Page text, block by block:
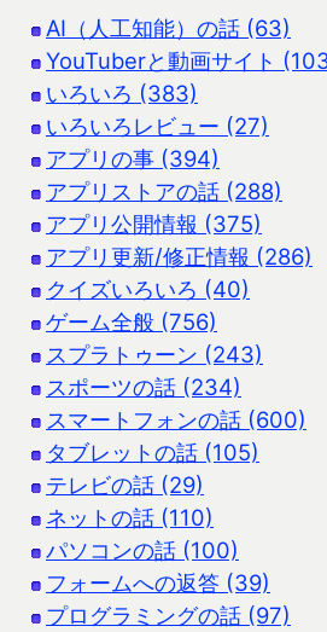
AI（人工知能）の話 (63)
YouTuberと動画サイト
いろいろ (383)
いろいろレビュー (27)
アプリの事 (394)
アプリストアの話 (288)
アプリ公開情報 (375)
アプリ更新/修正情報 (286)
クイズいろいろ (40)
ゲーム全般 (756)
スプラトゥーン (243)
スポーツの話 (234)
スマートフォンの話 (600)
タブレットの話 (105)
テレビの話 (29)
ネットの話 (110)
パソコンの話 (100)
フォームへの返答 (39)
プログラミングの話 (97)